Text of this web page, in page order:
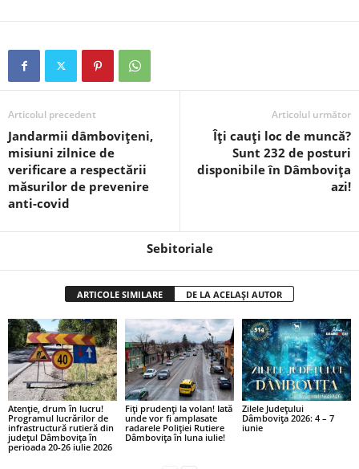
Articolul precedent
Jandarmii dâmbovițeni,
misiuni zilnice de
verificare a respectării
măsurilor de prevenire
anti-covid
Articolul următor
Îți cauți loc de muncă?
Sunt 232 de posturi
disponibile în Dâmbovița
azi!
Sebitoriale
ARTICOLE SIMILARE DE LA ACELAȘI AUTOR
Atenție, drum în lucru!
Programul lucrărilor de
infrastructură rutieră din
județul Dâmbovița în
perioada 20-26 iulie 2026
Fiți prudenți la volan! Iată
unde vor fi amplasate
radarele Poliției Rutiere
Dâmbovița în luna iulie!
Zilele Județului
Dâmbovița 2026: 4 – 7
iunie